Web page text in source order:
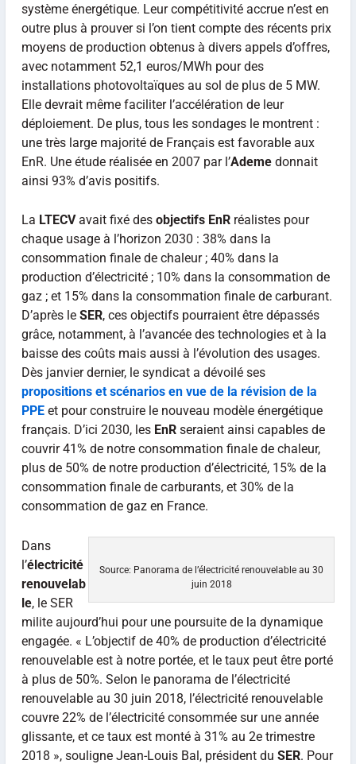
système énergétique. Leur compétitivité accrue n’est en
outre plus à prouver si l’on tient compte des récents prix
moyens de production obtenus à divers appels d’offres,
avec notamment 52,1 euros/MWh pour des
installations photovoltaïques au sol de plus de 5 MW.
Elle devrait même faciliter l’accélération de leur
déploiement. De plus, tous les sondages le montrent :
une très large majorité de Français est favorable aux
EnR. Une étude réalisée en 2007 par l’Ademedonnait
ainsi 93% d’avis positifs.
La LTECVavait fixé des objectifs EnRréalistes pour
chaque usage à l’horizon 2030 : 38% dans la
consommation finale de chaleur ; 40% dans la
production d’électricité ; 10% dans la consommation de
gaz ; et 15% dans la consommation finale de carburant.
D’après le SER, ces objectifs pourraient être dépassés
grâce, notamment, à l’avancée des technologies et à la
baisse des coûts mais aussi à l’évolution des usages.
Dès janvier dernier, le syndicat a dévoilé ses
propositions et scénarios en vue de la révision de la
PPEet pour construire le nouveau modèle énergétique
français. D’ici 2030, les EnRseraient ainsi capables de
couvrir 41% de notre consommation finale de chaleur,
plus de 50% de notre production d’électricité, 15% de la
consommation finale de carburants, et 30% de la
consommation de gaz en France.
Source: Panorama de l’électricité renouvelable au 30
juin 2018
Dans
l’électricité
renouvelab
le, le SER
milite aujourd’hui pour une poursuite de la dynamique
engagée. « L’objectif de 40% de production d’électricité
renouvelable est à notre portée, et le taux peut être porté
à plus de 50%. Selon le panorama de l’électricité
renouvelable au 30 juin 2018, l’électricité renouvelable
couvre 22% de l’électricité consommée sur une année
glissante, et ce taux est monté à 31% au 2e trimestre
2018 », souligne Jean-Louis Bal, président du SER. Pour